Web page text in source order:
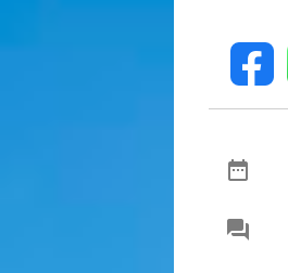
fb
date_range
chat